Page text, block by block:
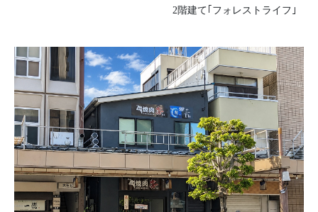
2階建て｢フォレストライフ｣
採用情報
モデルハウス
ルームツアー
お知らせ
コラム